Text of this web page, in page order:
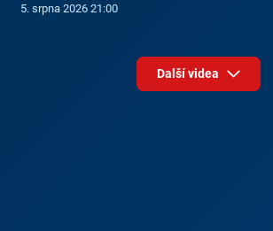
5. srpna 2026 21:00
Další videa